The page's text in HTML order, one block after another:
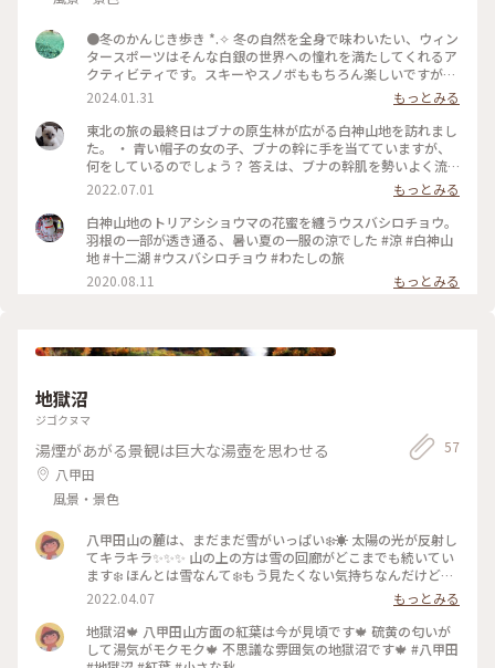
●冬のかんじき歩き *⁠.⁠✧ 冬の自然を全身で味わいたい、ウィン
タースポーツはそんな白銀の世界への憧れを満たしてくれるア
クティビティです。スキーやスノボももちろん楽しいですが、
時には天然の山に分け入ってみるのはいかがでしょうか。天
然、だけど安全…ガイドさんが雪の白神山地を案内してくれる
スノートレッキングについてご紹介します。 醍醐味*⁠.⁠✧ 白神
山地およびスノートレッキングならでは、と感じたのは野生生
物との出会いです。ガイドさんの声につられ空を仰ぐとクマタ
カが優雅に舞っていて、また別の場所ではテンが駆けていきま
した。クマタカのかっこよさを肉眼で見るのは難しかったです
が、ガイドさんの持っていた望遠レンズでその美しさを堪能で
きました。足跡だけでしたがカモシカもいたので、運のいい人
は出会えるかもしれません。 また、私の参加した時は晴天
だったため、登りは少し暑いくらいでした。夏なら藪が邪魔で
登れないような斜面を、自分たちで雪を階段のようにして切り
におもしろくなると思うので、ぜひ聞いてみてください。 ア
場合はバスの利用が便利です。事前にバスを使うことを伝えれ
で迎えに来てくださいます。事前に伝えれば、帰りの時間も考
慮したツアーを組んでもらえるので、迷う方は一度相談してみ
てはいかがでしょうか。 事前の準備は昼食とオヤツ・飲み
物くらいです。靴やアウターはレンタルが可能なので、ほぼ身
一つで参加する事ができます。なお、私は昼食にカップ麺を持
湯・おにぎり500円など必要ですか、と聞かれます）荷物も軽
くすみ、かつ温かさにホッとするのでおすすめです。 ↓リンク
https://matagisha.sakura.ne.jp/newecotour.html #冬の旅
#私のことりっぷ旅 #白神山地
2024.01.31
もっとみる
東北の旅の最終日はブナの原生林が広がる白神山地を訪れまし
た。 ・ 青い帽子の女の子、ブナの幹に手を当てていますが、
何をしているのでしょう？ 答えは、ブナの幹肌を勢いよく流
れ落ちる水の流れを感じているのです。 これを樹幹流といい、
ネイチャーガイドさんでも一年に一度見られるかどうかの、雨
の日だけの珍しい現象だと教えてもらいました。 ・ 雨水が、
葉から枝そして幹を伝い、まるで川の流れのように大地に染み
込んでいく。そんな豊かな自然の営みを感じる事ができました
2022.07.01
もっとみる
白神山地のトリアシショウマの花蜜を纏うウスバシロチョウ。
羽根の一部が透き通る、暑い夏の一服の涼でした #涼 #白神山
地 #十二湖 #ウスバシロチョウ #わたしの旅
2020.08.11
もっとみる
地獄沼
ジゴクヌマ
湯煙があがる景観は巨大な湯壺を思わせる
八甲田
風景・景色
57
八甲田山の麓は、まだまだ雪がいっぱい❄️☀️ 太陽の光が反射し
てキラキラ✨✨✨ 山の上の方は雪の回廊がどこまでも続いてい
ます❄️ ほんとは雪なんて❄️もう見たくない気持ちなんだけど…
雪の回廊を見ると春が来たって思います🌱 #八甲田山 #地獄沼
2022.04.07
もっとみる
地獄沼🍁 八甲田山方面の紅葉は今が見頃です🍁 硫黄の匂いが
して湯気がモクモク🍁 不思議な雰囲気の地獄沼です🍁 #八甲田